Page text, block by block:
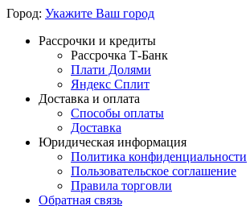
Город: Укажите Ваш город
Рассрочки и кредиты
Рассрочка Т-Банк
Плати Долями
Яндекс Сплит
Доставка и оплата
Способы оплаты
Доставка
Юридическая информация
Политика конфиденциальности
Пользовательское соглашение
Правила торговли
Обратная связь